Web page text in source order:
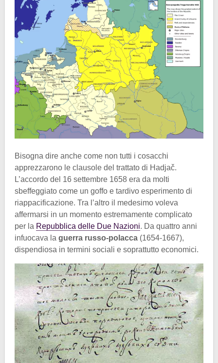
Bisogna dire anche come non tutti i cosacchi
apprezzarono le clausole del trattato di Hadjač.
L’accordo del 16 settembre 1658 era da molti
sbeffeggiato come un goffo e tardivo esperimento di
riappacificazione. Tra l’altro il medesimo voleva
affermarsi in un momento estremamente complicato
per la Repubblica delle Due Nazioni. Da quattro anni
infuocava la guerra russo-polacca (1654-1667),
dispendiosa in termini sociali e soprattutto economici.